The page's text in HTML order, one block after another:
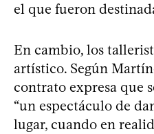
el que fueron
En cambio, los
artístico. Según
contrato expresa que
“un espectáculo de
lugar, cuando en